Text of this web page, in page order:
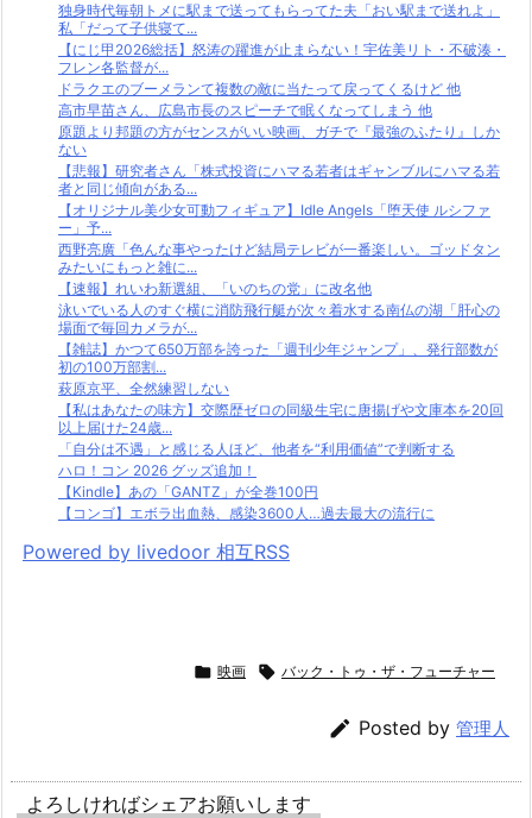
独身時代毎朝トメに駅まで送ってもらってた夫「おい駅まで送れよ」
私「だって子供寝て...
【にじ甲2026総括】怒涛の躍進が止まらない！宇佐美リト・不破湊・
フレン各監督が...
ドラクエのブーメランて複数の敵に当たって戻ってくるけど 他
高市早苗さん、広島市長のスピーチで眠くなってしまう 他
原題より邦題の方がセンスがいい映画、ガチで『最強のふたり』しか
ない
【悲報】研究者さん「株式投資にハマる若者はギャンブルにハマる若
者と同じ傾向がある...
【オリジナル美少女可動フィギュア】Idle Angels「堕天使 ルシファ
ー」予...
西野亮廣「色んな事やったけど結局テレビが一番楽しい。ゴッドタン
みたいにもっと雑に...
【速報】れいわ新選組、「いのちの党」に改名他
泳いでいる人のすぐ横に消防飛行艇が次々着水する南仏の湖「肝心の
場面で毎回カメラが...
【雑誌】かつて650万部を誇った「週刊少年ジャンプ」、発行部数が
初の100万部割...
萩原京平、全然練習しない
【私はあなたの味方】交際歴ゼロの同級生宅に唐揚げや文庫本を20回
以上届けた24歳...
「自分は不遇」と感じる人ほど、他者を“利用価値”で判断する
ハロ！コン 2026 グッズ追加！
【Kindle】あの「GANTZ」が全巻100円
【コンゴ】エボラ出血熱、感染3600人…過去最大の流行に
Powered by livedoor 相互RSS
 映画  バック・トゥ・ザ・フューチャー
 Posted by 管理人
よろしければシェアお願いします